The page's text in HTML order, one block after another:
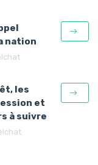
nation
les
et
à suivre